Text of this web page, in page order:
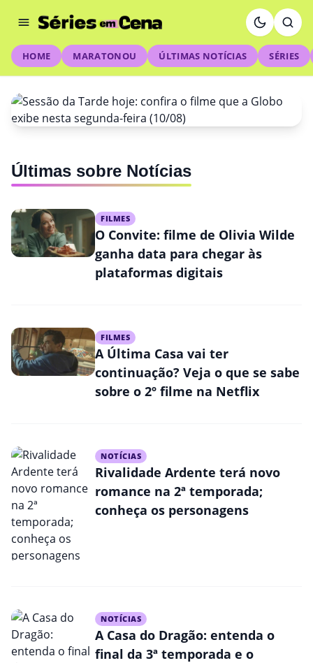
HOME MARATONOU ÚLTIMAS NOTÍCIAS SÉRIES
Sessão da Tarde hoje: confira o
filme que a Globo exibe nesta
segunda-feira (10/08)
Últimas sobre Notícias
FILMES
O Convite: filme de Olivia Wilde
ganha data para chegar às
plataformas digitais
FILMES
A Última Casa vai ter
continuação? Veja o que se sabe
sobre o 2º filme na Netflix
NOTÍCIAS
Rivalidade Ardente terá novo
romance na 2ª temporada;
conheça os personagens
NOTÍCIAS
A Casa do Dragão: entenda o
final da 3ª temporada e o